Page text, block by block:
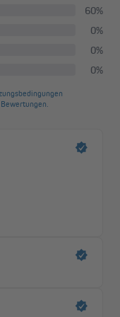
6 Metern mit
Polyesterstoffe gibt
zum Beispiel in
Unifarben und
unbeschwerte
robuste Gestell aus
Anthrazit.
Komfort
Bürste reinigt das
Regenrinne im
Der